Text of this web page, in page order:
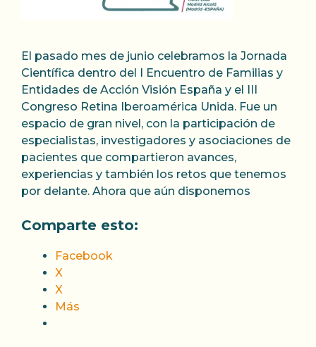
El pasado mes de junio celebramos la Jornada
Científica dentro del I Encuentro de Familias y
Entidades de Acción Visión España y el III
Congreso Retina Iberoamérica Unida. Fue un
espacio de gran nivel, con la participación de
especialistas, investigadores y asociaciones de
pacientes que compartieron avances,
experiencias y también los retos que tenemos
por delante. Ahora que aún disponemos
Comparte esto:
Facebook
X
X
Más